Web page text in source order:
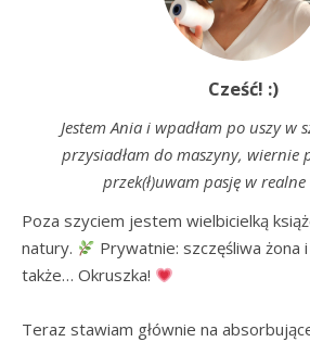
Cześć! :)
Jestem Ania i wpadłam po uszy w
przysiadłam do maszyny, wiernie
przek(ł)uwam pasję w
Poza szyciem jestem wielbicielką
natury.
Prywatnie: szczęśliwa żona
także… Okruszka!
Teraz stawiam głównie na